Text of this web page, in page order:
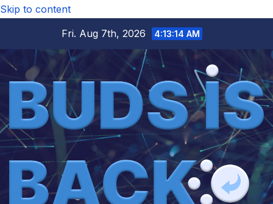
Skip to content
Fri. Aug 7th, 2026
4:13:15 AM